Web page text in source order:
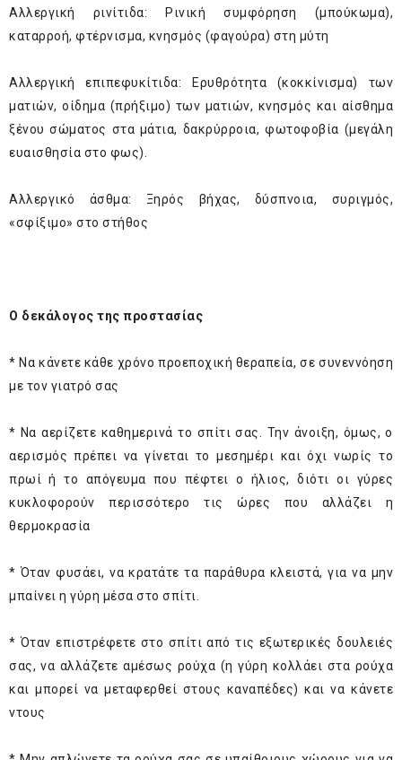
Αλλεργική ρινίτιδα: Ρινική συμφόρηση (μπούκωμα),
καταρροή, φτέρνισμα, κνησμός (φαγούρα) στη μύτη
Αλλεργική επιπεφυκίτιδα: Ερυθρότητα (κοκκίνισμα) των
ματιών, οίδημα (πρήξιμο) των ματιών, κνησμός και αίσθημα
ξένου σώματος στα μάτια, δακρύρροια, φωτοφοβία (μεγάλη
ευαισθησία στο φως).
Αλλεργικό άσθμα: Ξηρός βήχας, δύσπνοια, συριγμός,
«σφίξιμο» στο στήθος
Ο δεκάλογος της προστασίας
* Να κάνετε κάθε χρόνο προεποχική θεραπεία, σε συνεννόηση
με τον γιατρό σας
* Να αερίζετε καθημερινά το σπίτι σας. Την άνοιξη, όμως, ο
αερισμός πρέπει να γίνεται το μεσημέρι και όχι νωρίς το
πρωί ή το απόγευμα που πέφτει ο ήλιος, διότι οι γύρες
κυκλοφορούν περισσότερο τις ώρες που αλλάζει η
θερμοκρασία
* Όταν φυσάει, να κρατάτε τα παράθυρα κλειστά, για να μην
μπαίνει η γύρη μέσα στο σπίτι.
* Όταν επιστρέφετε στο σπίτι από τις εξωτερικές δουλειές
σας, να αλλάζετε αμέσως ρούχα (η γύρη κολλάει στα ρούχα
και μπορεί να μεταφερθεί στους καναπέδες) και να κάνετε
ντους